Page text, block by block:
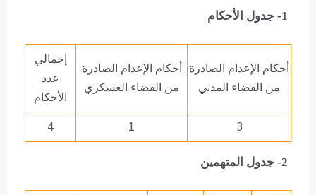
1- جدول الأحكام
أحكام الإعدام الصادرة
من القضاء المدني
أحكام الإعدام الصادرة
من القضاء العسكري
إجمالي
عدد
الأحكام
3
1
4
2- جدول المتهمين